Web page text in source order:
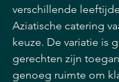
verschillende
Aziatische catering
keuze. De variatie is
gerechten zijn
genoeg ruimte om